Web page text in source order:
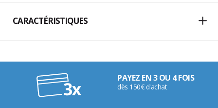
CARACTÉRISTIQUES
PAYEZ EN 3 OU 4 FOIS
dès 150€ d'achat